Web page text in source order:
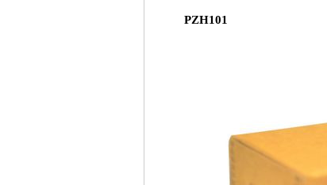
PZH101